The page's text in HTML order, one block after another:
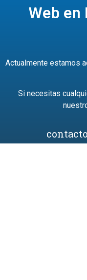
Web
Actualmente estamos
Si necesitas